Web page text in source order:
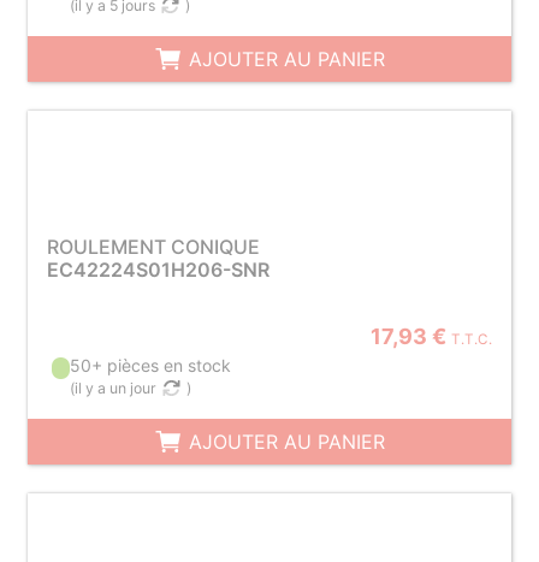
(il y a 5 jours )
AJOUTER AU PANIER
ROULEMENT CONIQUE
EC42224S01H206-SNR
17,93 € T.T.C.
50+ pièces en stock
(il y a un jour )
AJOUTER AU PANIER